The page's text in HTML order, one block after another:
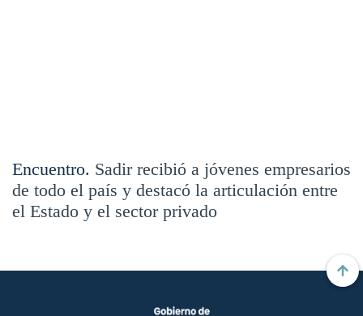
Encuentro. Sadir recibió a jóvenes empresarios
de todo el país y destacó la articulación entre
el Estado y el sector privado